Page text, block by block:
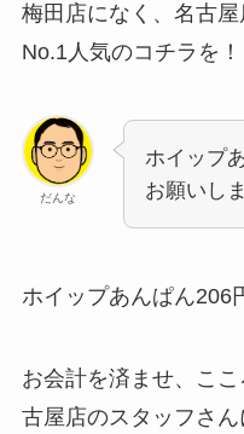
梅田店になく、名古
No.1人気のコチラを！
だんな
ホイップ
お願いし
ホイップあんぱん206
お会計を済ませ、こ
古屋店のスタッフさ